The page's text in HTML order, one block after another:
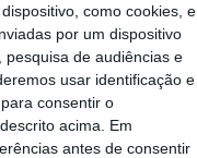
como cookies, e
por um dispositivo
de audiências e
usar identificação e
consentir o
acima. Em
antes de consentir
Gaudêncio